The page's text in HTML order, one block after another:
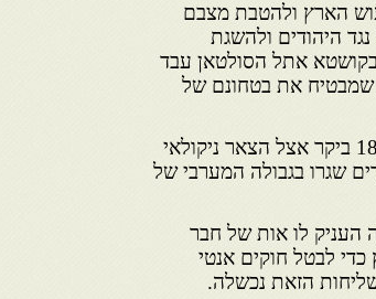
הארץ ולהטבת מצבם
היהודים ולהשגת
דמשק, ביקר בקושטא אתל הסולטאן עבד
ממנו פירמאן, שמבטיח את בטחונם של
באותה שנה ביקר אצל מחמד עלי, מושל מצרים. בשנת 1846 ביקר אצל הצאר ניקולאי
שגרו בגבולה המערבי של
העניק לו אות של חבר
בגלץ כדי לבטל חוקים אנטי
הזאת נכשלה.